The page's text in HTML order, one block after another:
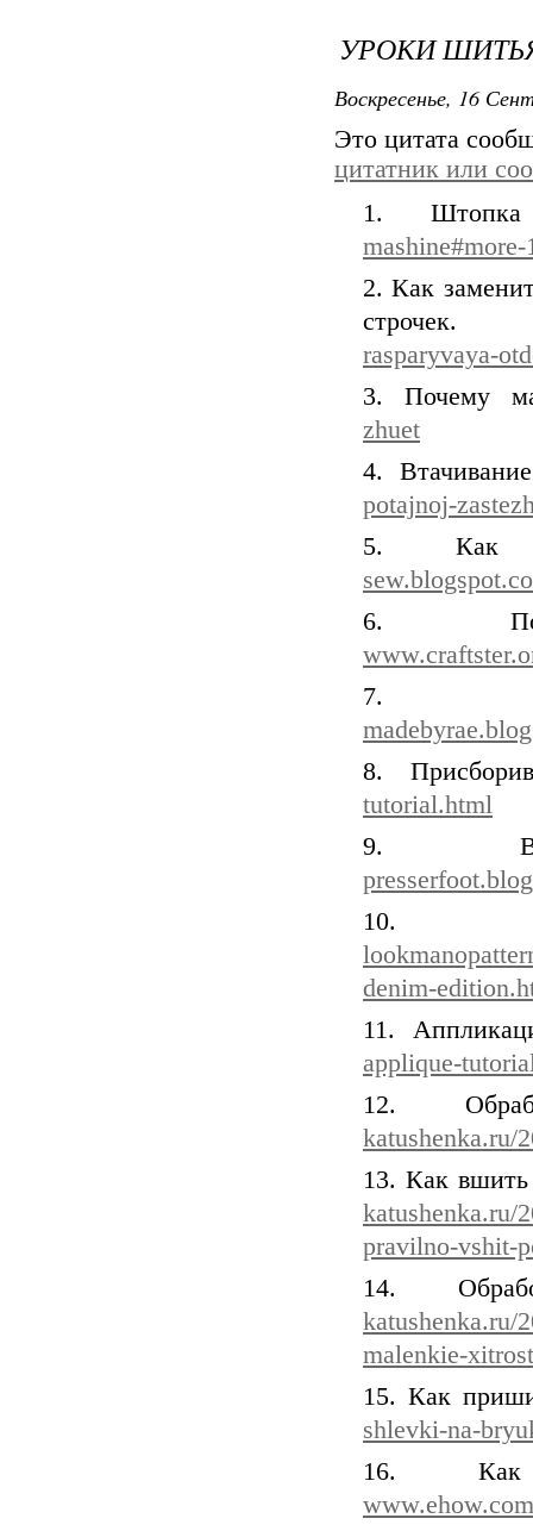
УРОКИ
Воскресенье, 16
Это цитата
цитатник или
1.
mashine#more-
2. Как
rasparyvaya-
3. Почему
zhuet
4.
potajnoj-
5. Как
6.
7.
8.
tutorial.html
9.
10.
denim-
11.
applique-
12.
katushenka.ru/
13. Как
katushenka.ru/
pravilno-vshit-
14.
katushenka.ru/
malenkie-
15. Как
shlevki-na-
16. Как